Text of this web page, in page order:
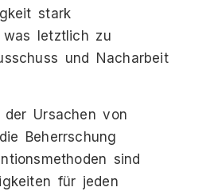
stark
was letztlich zu
und Nacharbeit
der Ursachen von
Beherrschung
sind
für jeden